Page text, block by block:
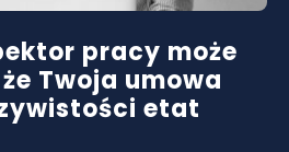
pracy może
Twoja umowa
etat